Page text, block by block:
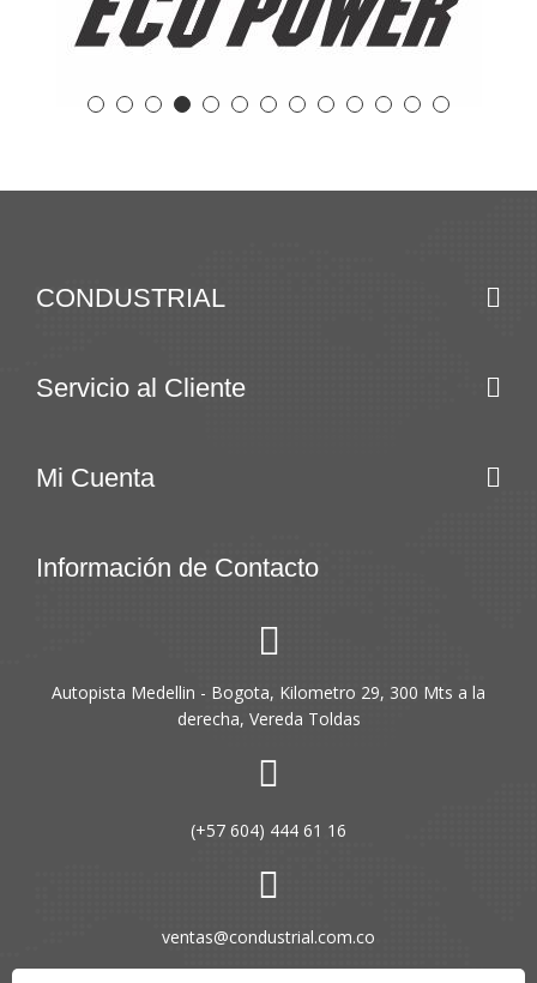
CONDUSTRIAL
Servicio al Cliente
Mi Cuenta
Información de Contacto
Autopista Medellin - Bogota, Kilometro 29, 300 Mts a la
derecha, Vereda Toldas
(+57 604) 444 61 16
ventas@condustrial.com.co